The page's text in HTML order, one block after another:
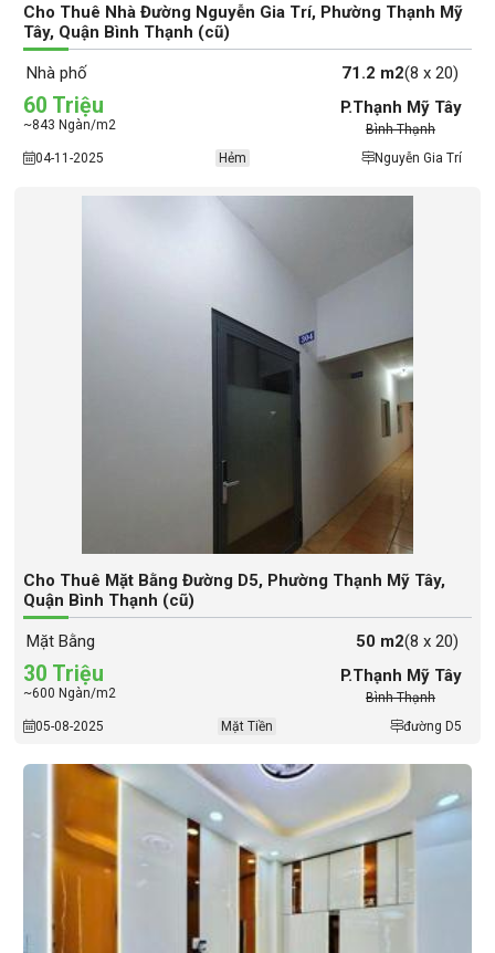
Cho Thuê Nhà Đường Nguyễn Gia Trí, Phường Thạnh Mỹ
Tây, Quận Bình Thạnh (cũ)
Nhà phố 71.2 m2(8 x 20)
60 Triệu
~843 Ngàn/m2
P.Thạnh Mỹ Tây
Bình Thạnh
04-11-2025
Hẻm Nguyễn Gia Trí
Cho Thuê Mặt Bằng Đường D5, Phường Thạnh Mỹ Tây,
Quận Bình Thạnh (cũ)
Mặt Bằng 50 m2(8 x 20)
30 Triệu
~600 Ngàn/m2
P.Thạnh Mỹ Tây
Bình Thạnh
05-08-2025
Mặt Tiền đường D5